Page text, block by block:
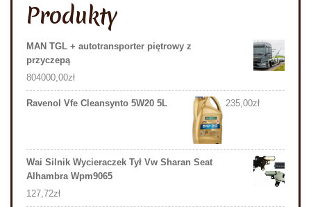
Produkty
MAN TGL + autotransporter piętrowy z
przyczepą
804000,00zł
Ravenol Vfe Cleansynto 5W20 5L 235,00zł
Wai Silnik Wycieraczek Tył Vw Sharan Seat
Alhambra Wpm9065
127,72zł